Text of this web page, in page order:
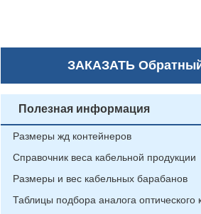
ЗАКАЗАТЬ
Полезная информация
Размеры жд контейнеров
Справочник веса кабельной продукции
Размеры и вес кабельных барабанов
Таблицы подбора аналога оптического